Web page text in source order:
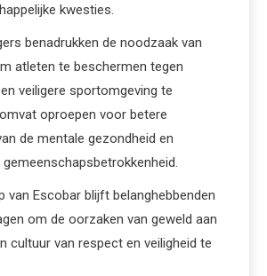
kwesties.
benadrukken de noodzaak van
atleten te beschermen tegen
veiligere sportomgeving te
oproepen voor betere
de mentale gezondheid en
van Escobar blijft belanghebbenden
om de oorzaken van geweld aan
cultuur van respect en veiligheid te